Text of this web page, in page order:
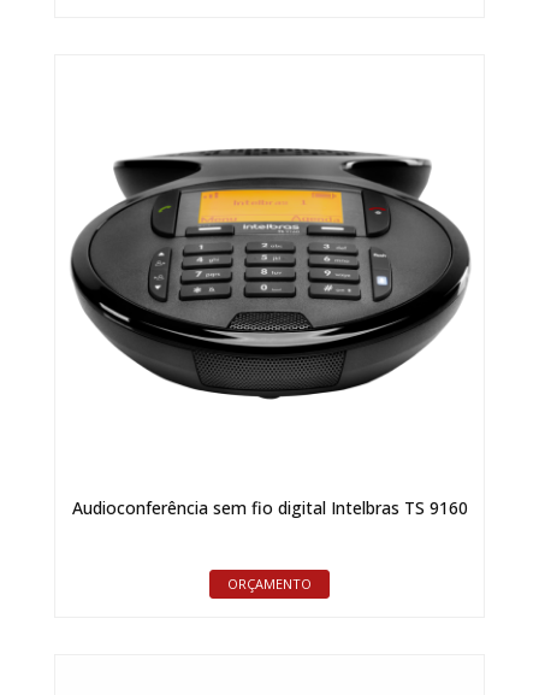
Audioconferência sem fio digital Intelbras TS 9160
ORÇAMENTO